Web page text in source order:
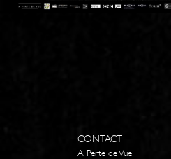
CONTACT
A Perte de Vue